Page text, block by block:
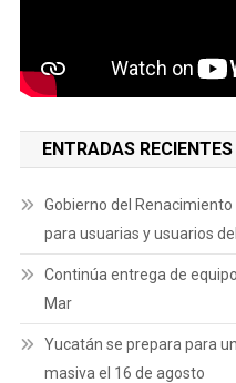
ENTRADAS RECIENTES
Gobierno del
para usuarias y usuarios del
Continúa entrega de
Mar
Yucatán se prepara para
masiva el 16 de agosto